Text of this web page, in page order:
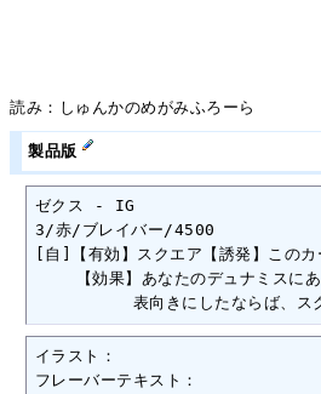
読み：しゅんかのめがみふろーら
製品版
ゼクス - IG
3/赤/ブレイバー/4500
[自]【有効】スクエア【誘発】このカ
【効果】あなたのデュナミスに
表向きにしたならば、スクエア
イラスト：
フレーバーテキスト：